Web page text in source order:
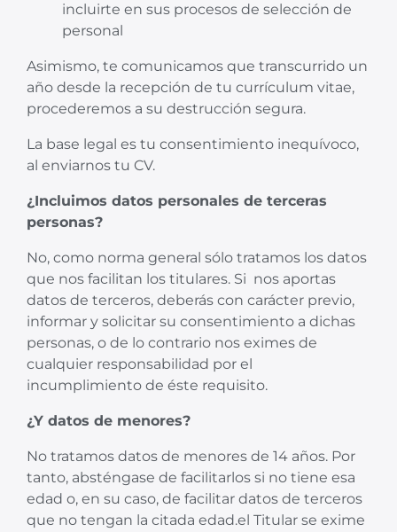
incluirte en sus procesos de selección de
personal
Asimismo, te comunicamos que transcurrido un
año desde la recepción de tu currículum vitae,
procederemos a su destrucción segura.
La base legal es tu consentimiento inequívoco,
al enviarnos tu CV.
¿Incluimos datos personales de terceras
personas?
No, como norma general sólo tratamos los datos
que nos facilitan los titulares. Si nos aportas
datos de terceros, deberás con carácter previo,
informar y solicitar su consentimiento a dichas
personas, o de lo contrario nos eximes de
cualquier responsabilidad por el
incumplimiento de éste requisito.
¿Y datos de menores?
No tratamos datos de menores de 14 años. Por
tanto, absténgase de facilitarlos si no tiene esa
edad o, en su caso, de facilitar datos de terceros
que no tengan la citada edad.el Titular se exime